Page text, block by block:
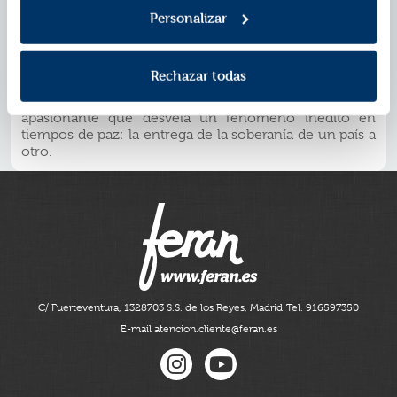
Personalizar
Rechazar todas
cada transacción civil y mercantil en los registros y
industria petrolera, del sistema eléctrico nacional, y un
«mapa muy muy completo de las reservas minerales.
Con extraordinaria disciplina periodística y pulso
narrativo, La invasión consentida es un relato
apasionante que desvela un fenómeno inédito en
tiempos de paz: la entrega de la soberanía de un país a
otro.
C/ Fuerteventura, 1328703 S.S. de los Reyes, Madrid Tel. 916597350
E-mail atencion.cliente@feran.es